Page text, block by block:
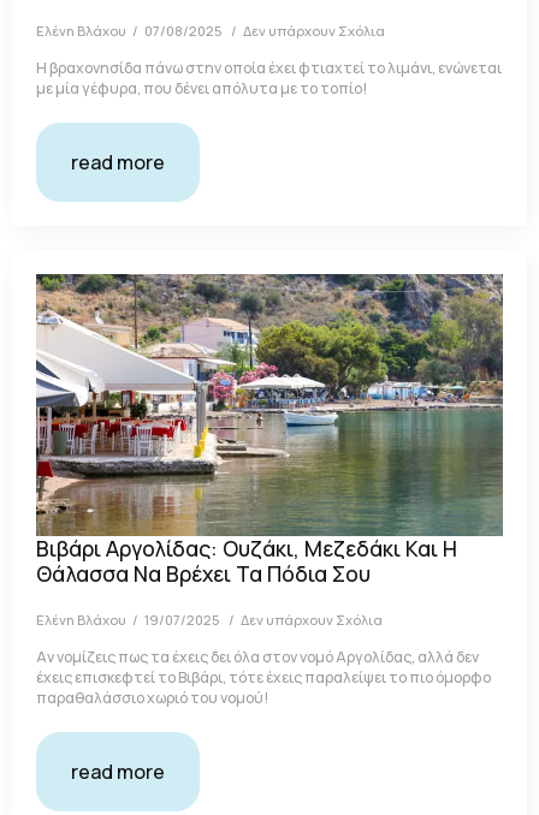
Ελένη Βλάχου 07/08/2025 Δεν υπάρχουν Σχόλια
Η βραχονησίδα πάνω στην οποία έχει φτιαχτεί το λιμάνι, ενώνεται
με μία γέφυρα, που δένει απόλυτα με το τοπίο!
read more
Βιβάρι Αργολίδας: Ουζάκι, Μεζεδάκι Και Η
Θάλασσα Να Βρέχει Τα Πόδια Σου
Ελένη Βλάχου 19/07/2025 Δεν υπάρχουν Σχόλια
Αν νομίζεις πως τα έχεις δει όλα στον νομό Αργολίδας, αλλά δεν
έχεις επισκεφτεί το Βιβάρι, τότε έχεις παραλείψει το πιο όμορφο
παραθαλάσσιο χωριό του νομού!
read more